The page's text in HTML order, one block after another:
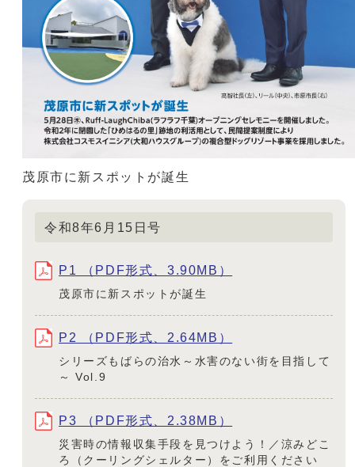
茂原市に新スポットが誕生
令和8年6月15日号
P1 （PDF形式、3.90MB）
茂原市に新スポットが誕生
P2 （PDF形式、2.64MB）
シリーズもばらの治水～水害のない街を目指して
～ Vol.9
P3 （PDF形式、2.38MB）
災害時の情報収集手段を見つけよう！／涼みどこ
ろ（クーリングシェルター）をご利用ください